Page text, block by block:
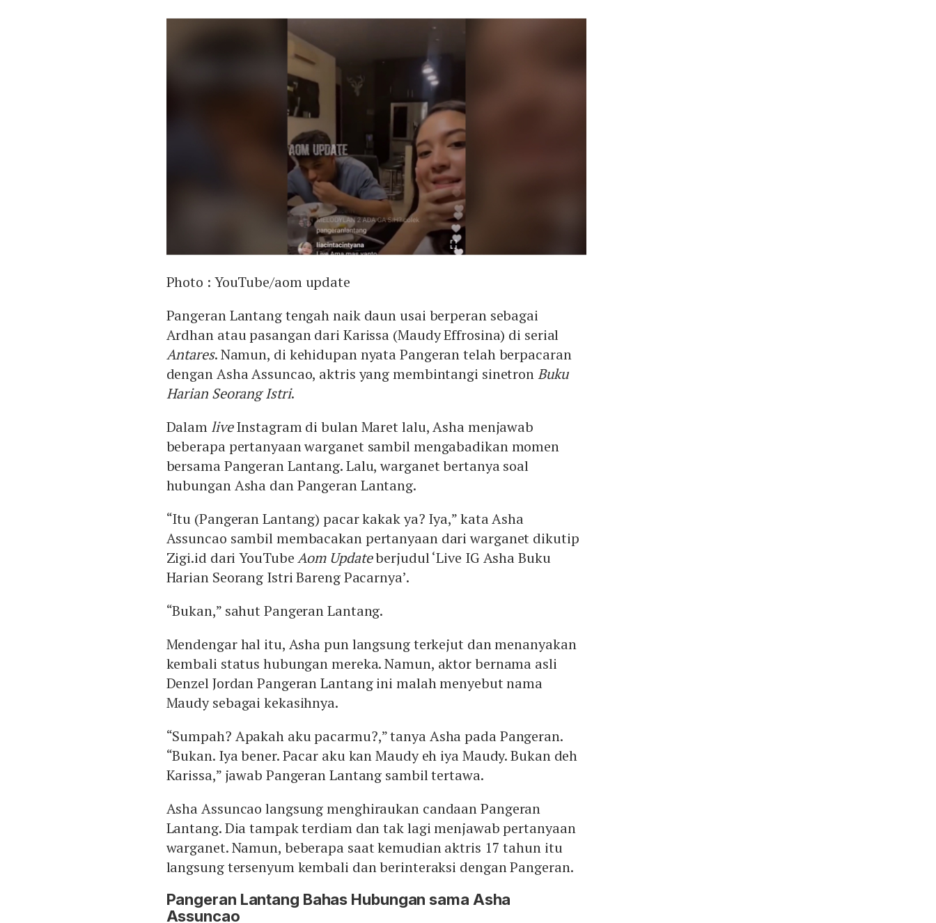
Photo : YouTube/aom update
Pangeran Lantang tengah naik daun usai berperan sebagai
Ardhan atau pasangan dari Karissa (Maudy Effrosina) di serial
Antares. Namun, di kehidupan nyata Pangeran telah berpacaran
dengan Asha Assuncao, aktris yang membintangi sinetronBuku
Harian Seorang Istri.
Dalam liveInstagram di bulan Maret lalu, Asha menjawab
beberapa pertanyaan warganet sambil mengabadikan momen
bersama Pangeran Lantang. Lalu, warganet bertanya soal
hubungan Asha dan Pangeran Lantang.
“Itu (Pangeran Lantang) pacar kakak ya? Iya,” kata Asha
Assuncao sambil membacakan pertanyaan dari warganet dikutip
Zigi.id dari YouTubeAom Updateberjudul ‘Live IG Asha Buku
Harian Seorang Istri Bareng Pacarnya’.
“Bukan,” sahut Pangeran Lantang.
Mendengar hal itu, Asha pun langsung terkejut dan menanyakan
kembali status hubungan mereka. Namun, aktor bernama asli
Denzel Jordan Pangeran Lantang ini malah menyebut nama
Maudy sebagai kekasihnya.
“Sumpah? Apakah aku pacarmu?,” tanya Asha pada Pangeran.
“Bukan. Iya bener. Pacar aku kan Maudy eh iya Maudy. Bukan deh
Karissa,” jawab Pangeran Lantang sambil tertawa.
Asha Assuncao langsung menghiraukan candaan Pangeran
Lantang. Dia tampak terdiam dan tak lagi menjawab pertanyaan
warganet. Namun, beberapa saat kemudian aktris 17 tahun itu
langsung tersenyum kembali dan berinteraksi dengan Pangeran.
Pangeran Lantang Bahas Hubungan sama Asha
Assuncao